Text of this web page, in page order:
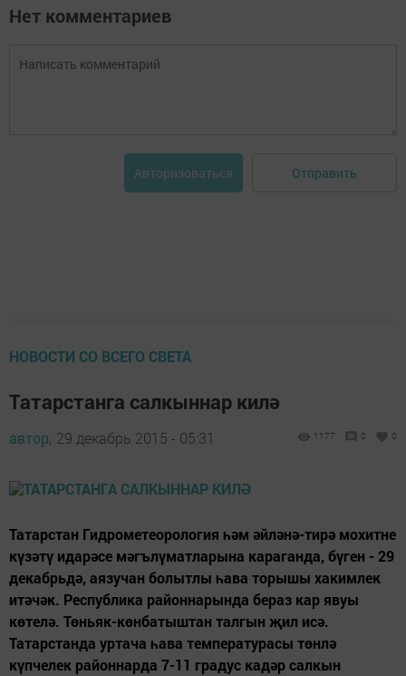
Нет комментариев
Авторизоваться Отправить
НОВОСТИ СО ВСЕГО СВЕТА
Татарстанга салкыннар килә
автор, 29 декабрь 2015 - 05:31 1177 0 0
Татарстан Гидрометеорология һәм әйләнә-тирә мохитне
күзәтү идарәсе мәгълүматларына караганда, бүген - 29
декабрьдә, аязучан болытлы һава торышы хакимлек
итәчәк. Республика районнарында бераз кар явуы
көтелә. Төньяк-көнбатыштан талгын җил исә.
Татарстанда уртача һава температурасы төнлә
күпчелек районнарда 7-11 градус кадәр салкын